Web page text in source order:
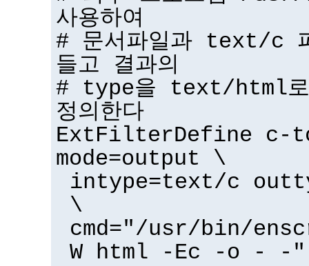
사용하여
# 문서파일과 text/c
들고 결과의
# type을 text/html로
정의한다
ExtFilterDefine c-
mode=output \
intype=text/c
\
cmd="/usr/bin/
W html -Ec -o - -"